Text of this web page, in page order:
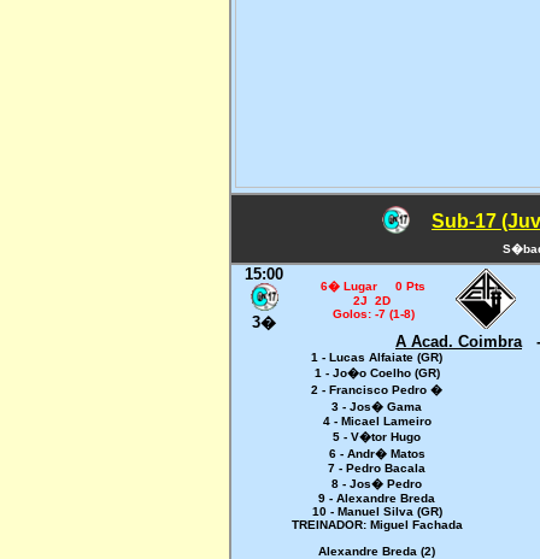
Sub-17
15:00
3�
6� Lugar 0 Pts
2J 2D
Golos: -7 (1-8)
A Acad. Coimbra -
1 - Lucas Alfaiate (GR)
1 - Jo�o Coelho (GR)
2 - Francisco Pedro �
3 - Jos� Gama
4 - Micael Lameiro
5 - V�tor Hugo
6 - Andr� Matos
7 - Pedro Bacala
8 - Jos� Pedro
9 - Alexandre Breda
10 - Manuel Silva (GR)
TREINADOR: Miguel Fachada
Alexandre Breda (2)